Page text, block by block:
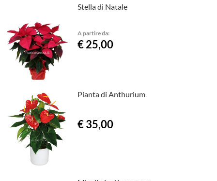
Stella di Natale
A partire da:
€ 25,00
Pianta di Anthurium
€ 35,00